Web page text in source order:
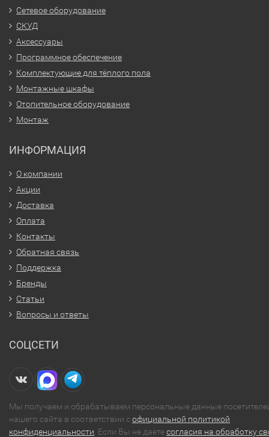
Сетевое оборудование
СКУД
Аксессуары
Программное обеспечение
Комплектующие для тёплого пола
Монтажные шкафы
Отопительное оборудование
Монтаж
ИНФОРМАЦИЯ
О компании
Акции
Доставка
Оплата
Контакты
Обратная связь
Поддержка
Бренды
Статьи
Вопросы и ответы
СОЦСЕТИ
Мы получаем и обрабатываем персональные данные
нашего сайта в соответствии софициальной политикой
конфиденциальности . Если Вы не даетесогласия на обработку